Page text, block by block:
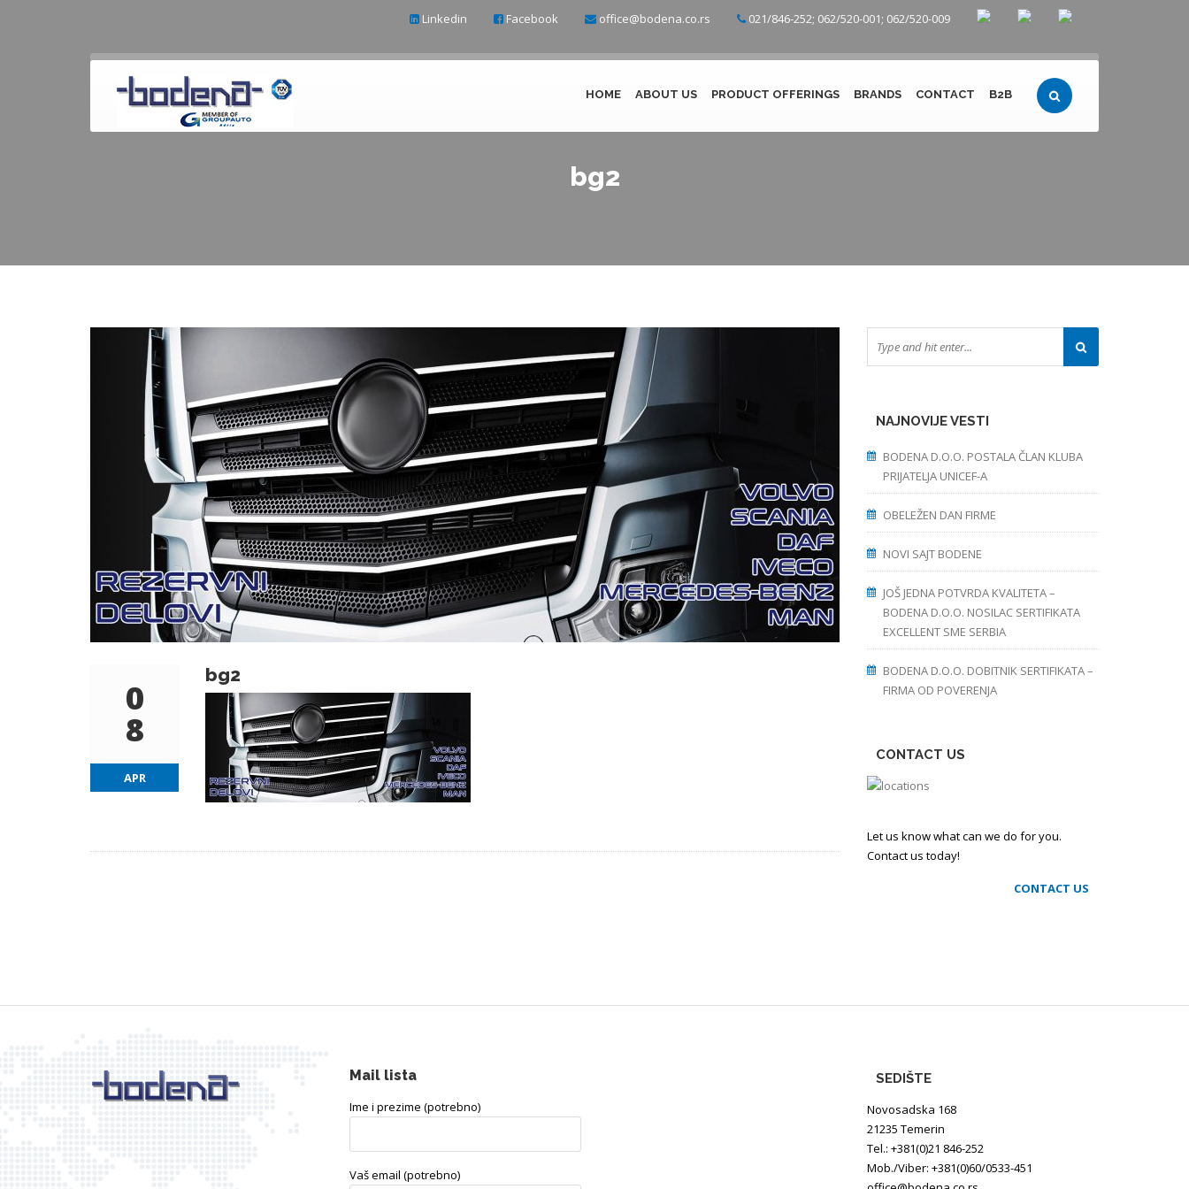
021/846-252; 062/520-001; 062/520-009
office@bodena.co.rs
Facebook
Linkedin
HOME ABOUT US PRODUCT OFFERINGS BRANDS CONTACT B2B
bg2
0
8
APR
bg2
NAJNOVIJE VESTI
BODENA D.O.O. POSTALA ČLAN KLUBA
PRIJATELJA UNICEF-A
OBELEŽEN DAN FIRME
NOVI SAJT BODENE
JOŠ JEDNA POTVRDA KVALITETA –
BODENA D.O.O. NOSILAC SERTIFIKATA
EXCELLENT SME SERBIA
BODENA D.O.O. DOBITNIK SERTIFIKATA –
FIRMA OD POVERENJA
CONTACT US
Let us know what can we do for you.
Contact us today!
CONTACT US
Mail lista
Ime i prezime (potrebno)
Vaš email (potrebno)
SEDIŠTE
Novosadska 168
21235 Temerin
Tel.: +381(0)21 846-252
Mob./Viber: +381(0)60/0533-451